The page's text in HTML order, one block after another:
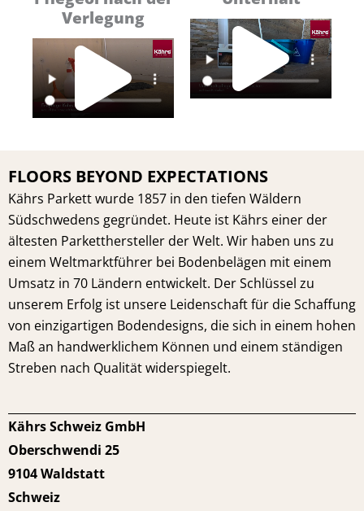
Verlegung
Play
Video
FLOORS BEYOND EXPECTATIONS
Kährs Parkett wurde 1857 in den tiefen Wäldern
Südschwedens gegründet. Heute ist Kährs einer der
ältesten Parketthersteller der Welt. Wir haben uns zu
einem Weltmarktführer bei Bodenbelägen mit einem
Umsatz in 70 Ländern entwickelt. Der Schlüssel zu
unserem Erfolg ist unsere Leidenschaft für die Schaffung
von einzigartigen Bodendesigns, die sich in einem hohen
Maß an handwerklichem Können und einem ständigen
Streben nach Qualität widerspiegelt.
Kährs Schweiz GmbH
Oberschwendi 25
9104 Waldstatt
Schweiz